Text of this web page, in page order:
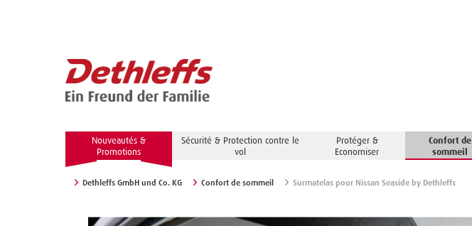
Nouveautés &
Promotions
Sécurité & Protection contre le
vol
Protéger &
Economiser
Confort de
sommeil
Dethleffs GmbH und Co. KG Confort de sommeil Surmatelas pour Nissan Seaside by Dethleffs